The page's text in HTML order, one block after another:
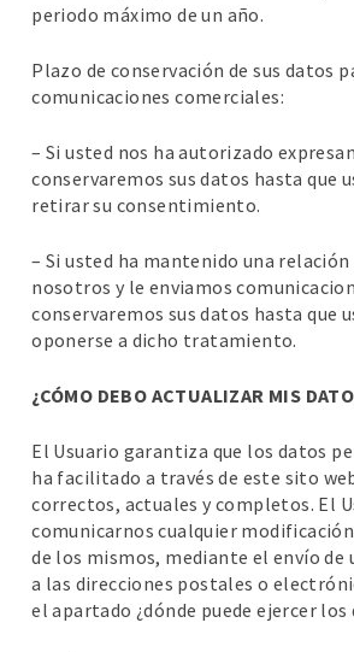
periodo máximo de un año.
Plazo de conservación de sus datos
comunicaciones comerciales:
– Si usted nos ha autorizado
conservaremos sus datos hasta que
retirar su consentimiento.
– Si usted ha mantenido una
nosotros y le enviamos
conservaremos sus datos hasta que
oponerse a dicho tratamiento.
¿CÓMO DEBO ACTUALIZAR MIS
El Usuario garantiza que los datos
ha facilitado a través de este sito
correctos, actuales y completos. El
comunicarnos cualquier
de los mismos, mediante el envío de
a las direcciones postales o
el apartado ¿dónde puede ejercer los